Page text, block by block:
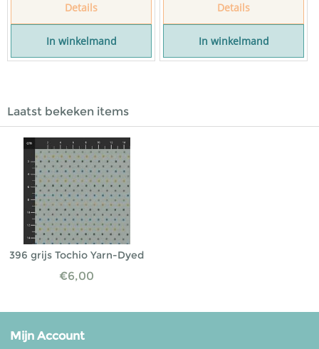
Details
In winkelmand
Details
In winkelmand
Laatst bekeken items
396 grijs Tochio Yarn-Dyed
€6,00
Mijn Account